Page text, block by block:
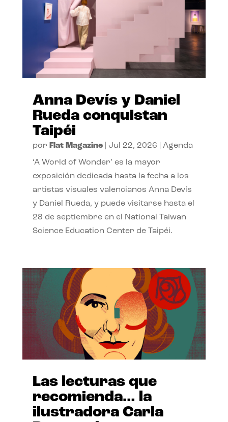
Anna Devís y Daniel
Rueda conquistan
Taipéi
por Flat Magazine| Jul 22, 2026 Agenda
‘A World of Wonder’ es la mayor
exposición dedicada hasta la fecha a los
artistas visuales valencianos Anna Devís
y Daniel Rueda, y puede visitarse hasta el
28 de septiembre en el National Taiwan
Science Education Center de Taipéi.
Las lecturas que
recomienda… la
ilustradora Carla